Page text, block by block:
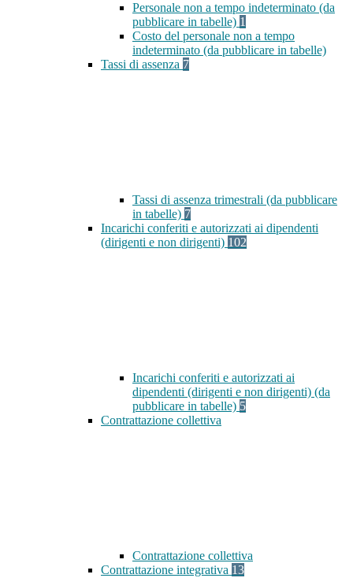
Personale non a tempo indeterminato (da
pubblicare in tabelle) 1
Costo del personale non a tempo
indeterminato (da pubblicare in tabelle)
Tassi di assenza 7
Tassi di assenza trimestrali (da pubblicare
in tabelle) 7
Incarichi conferiti e autorizzati ai dipendenti
(dirigenti e non dirigenti) 102
Incarichi conferiti e autorizzati ai
dipendenti (dirigenti e non dirigenti) (da
pubblicare in tabelle) 5
Contrattazione collettiva
Contrattazione collettiva
Contrattazione integrativa 13